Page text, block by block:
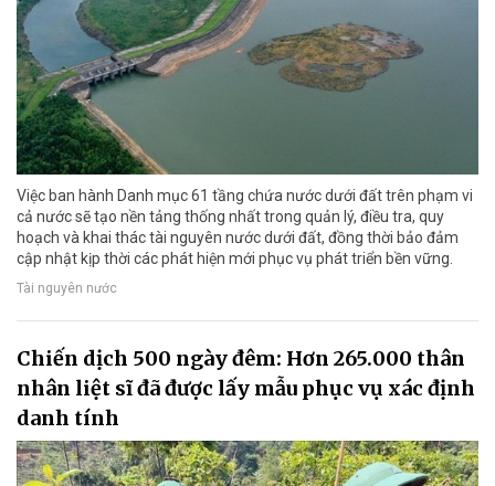
Việc ban hành Danh mục 61 tầng chứa nước dưới đất trên phạm vi
cả nước sẽ tạo nền tảng thống nhất trong quản lý, điều tra, quy
hoạch và khai thác tài nguyên nước dưới đất, đồng thời bảo đảm
cập nhật kịp thời các phát hiện mới phục vụ phát triển bền vững.
Tài nguyên nước
Chiến dịch 500 ngày đêm: Hơn 265.000 thân
nhân liệt sĩ đã được lấy mẫu phục vụ xác định
danh tính